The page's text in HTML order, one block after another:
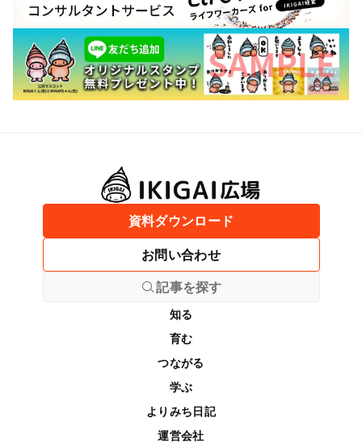
資料ダウンロード
お問い合わせ
記事を探す
知る
育む
つながる
学ぶ
よりみち日記
運営会社